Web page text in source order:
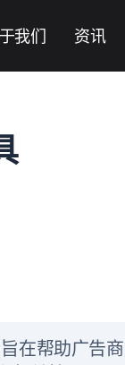
我们 资讯
在帮助广告